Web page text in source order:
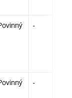
-
-